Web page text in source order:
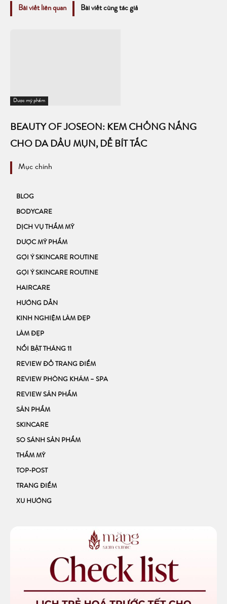
Bài viết liên quan Bài viết cùng tác giả
Dược mỹ phẩm
BEAUTY OF JOSEON: KEM CHỐNG NẮNG
CHO DA DẦU MỤN, DỄ BÍT TẮC
Mục chính
BLOG
BODYCARE
DỊCH VỤ THẨM MỸ
DƯỢC MỸ PHẨM
GỢI Ý SKINCARE ROUTINE
GỢI Ý SKINCARE ROUTINE
HAIRCARE
HƯỚNG DẪN
KINH NGHIỆM LÀM ĐẸP
LÀM ĐẸP
NỔI BẬT THÁNG 11
REVIEW ĐỒ TRANG ĐIỂM
REVIEW PHÒNG KHÁM – SPA
REVIEW SẢN PHẨM
SẢN PHẨM
SKINCARE
SO SÁNH SẢN PHẨM
THẨM MỸ
TOP-POST
TRANG ĐIỂM
XU HƯỚNG